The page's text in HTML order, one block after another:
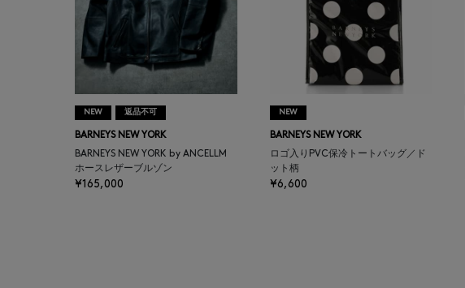
ATTO VANNUCCI
FIRENZE
AURALEE
AUTRY
BAGUTTA
NEW 返品不可
BARNEYS NEW YORK
BARNEYS NEW YORK by ANCELLM
ホースレザーブルゾン
¥165,000
NEW
BARNEYS NEW YORK
ロゴ入りPVC保冷トートバッグ／ド
ット柄
¥6,600